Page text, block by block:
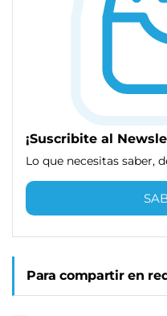
¡Suscribite al
Lo que necesitas saber,
Para compartir en